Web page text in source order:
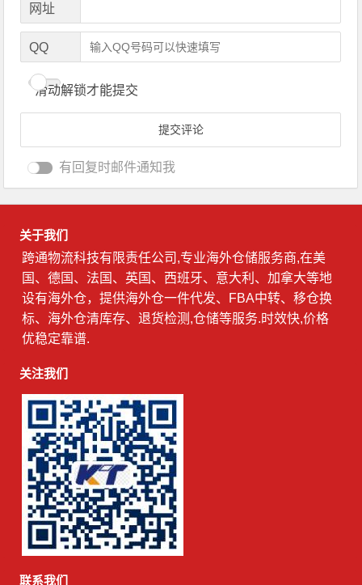
网址
QQ
滑动解锁才能提交
有回复时邮件通知我
关于我们
跨通物流科技有限责任公司,专业海外仓储服务商,在美
国、德国、法国、英国、西班牙、意大利、加拿大等地
设有海外仓，提供海外仓一件代发、FBA中转、移仓换
标、海外仓清库存、退货检测,仓储等服务.时效快,价格
优稳定靠谱.
关注我们
联系我们